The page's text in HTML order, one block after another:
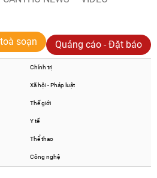
soạn Quảng cáo - Đặt báo
Chính trị
Xã hội - Pháp luật
Thế giới
Y tế
Thể thao
Công nghệ